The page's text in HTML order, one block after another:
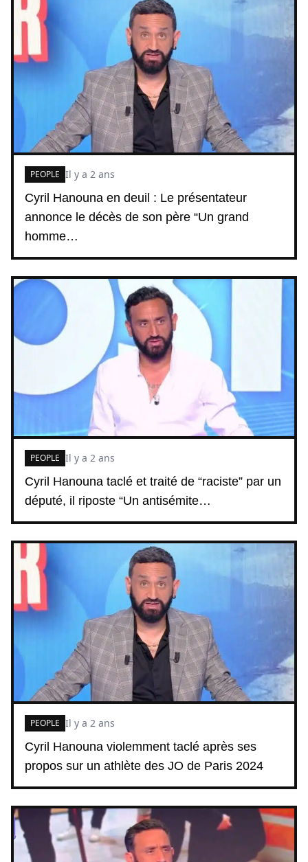
Cyril Hanouna en deuil : Le présentateur
annonce le décès de son père “Un grand
homme…
PEOPLE Il y a 2 ans
Cyril Hanouna taclé et traité de “raciste” par un
député, il riposte “Un antisémite…
PEOPLE Il y a 2 ans
Cyril Hanouna violemment taclé après ses
propos sur un athlète des JO de Paris 2024
PEOPLE Il y a 2 ans